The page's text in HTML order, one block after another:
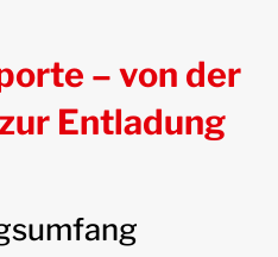
– von der
Entladung